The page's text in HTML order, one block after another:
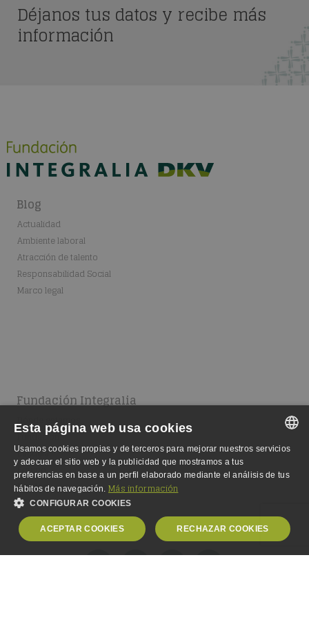
Déjanos tus datos y recibe más
información
Blog
Actualidad
Ambiente laboral
Atracción de talento
Responsabilidad Social
Marco legal
Fundación Integralia
Dónde estamos
Fundación
Escuela
Equipo
Empleo
GERMAN
Esta página web usa cookies
Usamos cookies propias y de terceros para mejorar nuestros servicios
y adecuar el sitio web y la publicidad que mostramos a tus
preferencias en base a un perfil elaborado mediante el análisis de tus
hábitos de navegación. Más información
CONFIGURAR COOKIES
ACEPTAR COOKIES RECHAZAR COOKIES